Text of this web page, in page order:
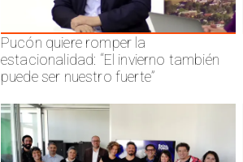
Pucón quiere romper la
estacionalidad: “El invierno también
puede ser nuestro fuerte”